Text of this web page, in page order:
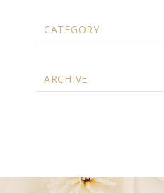
CATEGORY
ARCHIVE